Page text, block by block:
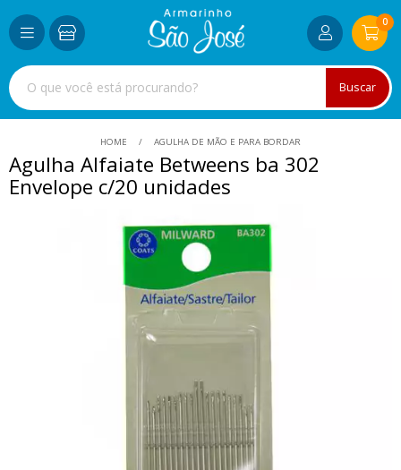
Buscar
0
HOME AGULHA DE MÃO E PARA BORDAR
Agulha Alfaiate Betweens ba 302
Envelope c/20 unidades